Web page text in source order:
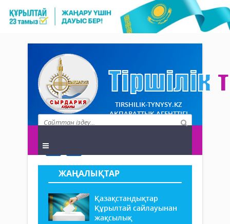
TIRSHILIK-TYNYSY.KZ
АҚПАРАТТЫҚ АГЕНТТІГІ
ЖАҢАЛЫҚТАР
Қазақстандықтар
Құрылтай сайлауынан
жақсылық